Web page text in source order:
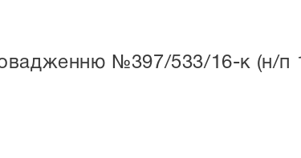
№397/533/16-к (н/п